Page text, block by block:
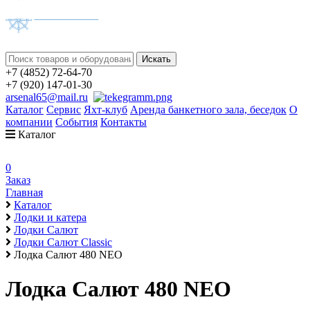
+7 (4852) 72-64-70
+7 (920) 147-01-30
arsenal65@mail.ru
Каталог Сервис Яхт-клуб Аренда банкетного зала, беседок О
компании События Контакты
Каталог
0
Заказ
Главная
Каталог
Лодки и катера
Лодки Салют
Лодки Салют Classic
Лодка Салют 480 NEO
Лодка Салют 480 NEO